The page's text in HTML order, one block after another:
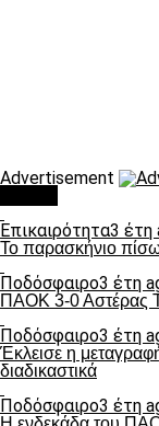
Advertisement
Επικαιρότητα3 έτη
Το παρασκήνιο
Ποδόσφαιρο3 έτη
ΠΑΟΚ 3-0 Αστέρας
Ποδόσφαιρο3 έτη
Έκλεισε η
διαδικαστικά
Ποδόσφαιρο3 έτη